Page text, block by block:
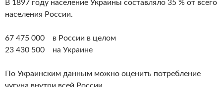
В 1897 году население Украины составляло 35 % от всего
населения России.
67 475 000 в России в целом
23 430 500 на Украине
По Украинским данным можно оценить потребление